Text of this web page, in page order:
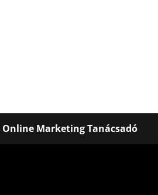
Online Marketing Tanácsadó